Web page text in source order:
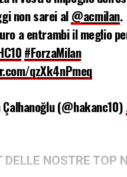
non sarei al@acmilan.
a entrambi il meglio
#ForzaMilan
qzXk4nPmeq
(@hakanc10)
DELLE NOSTRE TOP